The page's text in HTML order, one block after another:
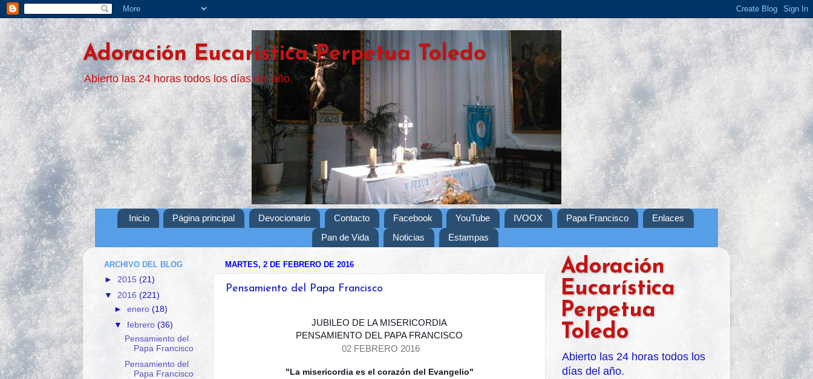
Adoración Eucarística Perpetua Toledo
Abierto las 24 horas todos los días del año.
Inicio Página principal Devocionario Contacto Facebook YouTube IVOOX Papa Francisco
Enlaces
Pan de Vida
Noticias Estampas
MARTES, 2 DE FEBRERO DE 2016
Pensamiento del Papa Francisco
JUBILEO DE LA MISERICORDIA
PENSAMIENTO DEL PAPA FRANCISCO
02 FEBRERO 2016
"La misericordia es el corazón del Evangelio"
ARCHIVO DEL BLOG
► 2015 (21)
▼ 2016 (221)
►enero(18)
▼febrero(36)
Pensamiento del
Papa Francisco
Pensamiento del
Papa Francisco
Adoración
Eucarística
Perpetua
Toledo
Abierto las 24 horas todos los
días del año.